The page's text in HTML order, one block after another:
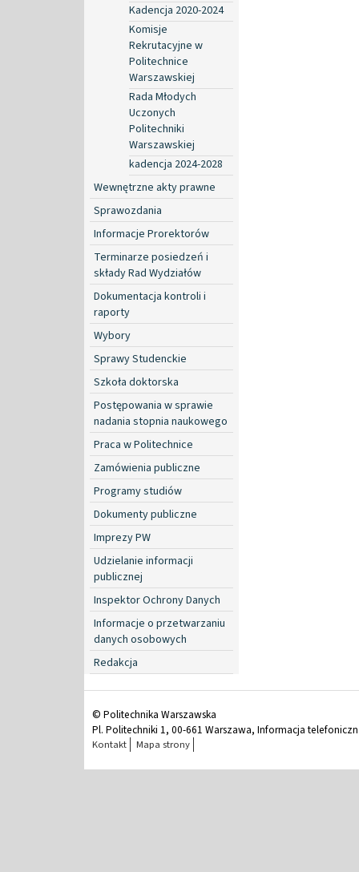
Kadencja 2020-2024
Komisje
Rekrutacyjne w
Politechnice
Warszawskiej
Rada Młodych
Uczonych
Politechniki
Warszawskiej
kadencja 2024-2028
Wewnętrzne akty prawne
Sprawozdania
Informacje Prorektorów
Terminarze posiedzeń i
składy Rad Wydziałów
Dokumentacja kontroli i
raporty
Wybory
Sprawy Studenckie
Szkoła doktorska
Postępowania w sprawie
nadania stopnia naukowego
Praca w Politechnice
Zamówienia publiczne
Programy studiów
Dokumenty publiczne
Imprezy PW
Udzielanie informacji
publicznej
Inspektor Ochrony Danych
Informacje o przetwarzaniu
danych osobowych
Redakcja
© Politechnika Warszawska
Pl. Politechniki 1, 00-661 Warszawa, Informacja
Kontakt Mapa strony